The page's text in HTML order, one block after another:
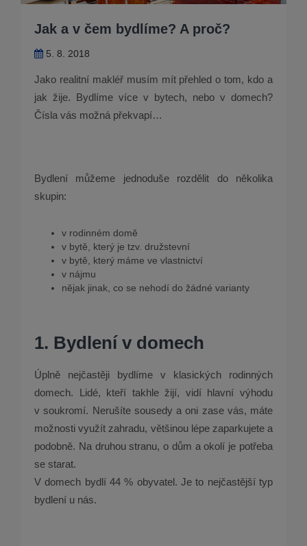
Jak a v čem bydlíme? A proč?
5. 8. 2018
Jako realitní makléř musím mít přehled o tom, kdo a
jak žije. Bydlíme více v bytech, nebo v domech?
Čísla vás možná překvapí…
Bydlení můžeme jednoduše rozdělit do několika
skupin:
v rodinném domě
v bytě, který je tzv. družstevní
v bytě, který máme ve vlastnictví
v nájmu
nějak jinak, co se nehodí do žádné varianty
1. Bydlení v domech
Úplně nejčastěji bydlíme v klasických rodinných
domech. Lidé, kteří takhle žijí, vidí hlavní výhodu
v soukromí. Nerušíte sousedy a oni zase vás, máte
možnosti využít zahradu, většinou lépe zaparkujete a
podobně. Na druhou stranu, o dům a okolí je potřeba
se starat.
V domech bydlí 44 % obyvatel. Je to nejčastější typ
bydlení u nás.